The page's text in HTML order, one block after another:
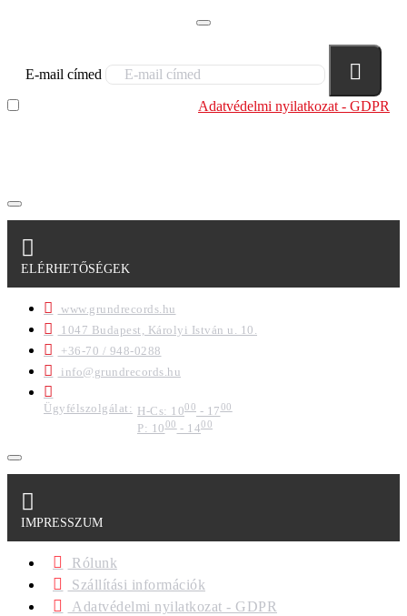
E-mail címed
Adatvédelmi nyilatkozat - GDPR
ELÉRHETŐSÉGEK
www.grundrecords.hu
1047 Budapest, Károlyi István u. 10.
+36-70 / 948-0288
info@grundrecords.hu
Ügyfélszolgálat: H-Cs: 1000 - 1700
P: 1000- 1400
IMPRESSZUM
Rólunk
Szállítási információk
Adatvédelmi nyilatkozat - GDPR